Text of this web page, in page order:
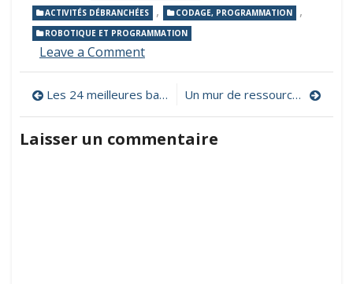
ACTIVITÉS DÉBRANCHÉES , CODAGE, PROGRAMMATION ,
ROBOTIQUE ET PROGRAMMATION
Leave a Commenton
et
robots
un
Navigation
de
l’article
Les 24 meilleures banques d’images gratuites et libres de droits Un mur de ressources sur l’utilisation pédagogique de la réalité virtuelle
Laisser un commentaire